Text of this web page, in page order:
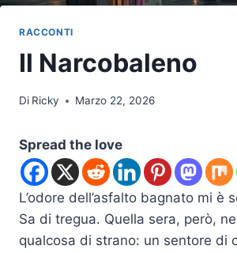
RACCONTI
Il Narcobaleno
Di Ricky Marzo 22, 2026
Spread the love
L’odore dell’asfalto bagnato mi è
Sa di tregua. Quella sera, però,
qualcosa di strano: un sentore di